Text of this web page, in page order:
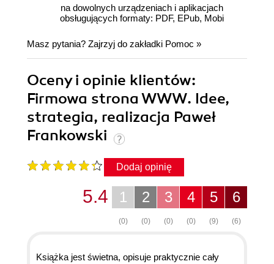
na dowolnych urządzeniach i aplikacjach
obsługujących formaty: PDF, EPub, Mobi
Masz pytania? Zajrzyj do zakładki Pomoc »
Oceny i opinie klientów:
Firmowa strona WWW. Idee,
strategia, realizacja Paweł
Frankowski
Dodaj opinię
6
(6)
5
(9)
4
(0)
3
(0)
2
(0)
1
(0)
5.4
Książka jest świetna, opisuje praktycznie cały